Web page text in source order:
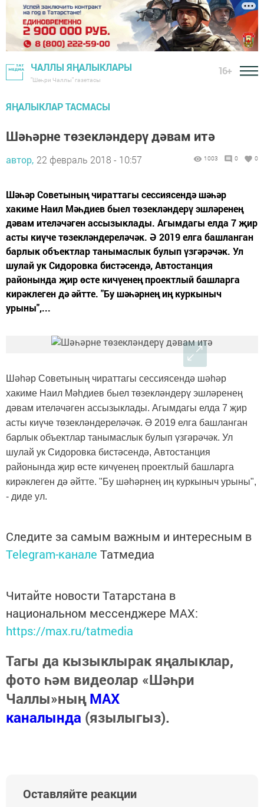
ЧАЛЛЫ ЯҢАЛЫКЛАРЫ
"Шәһри Чаллы" газетасы
16+
ЯҢАЛЫКЛАР ТАСМАСЫ
Шәһәрне төзекләндерү дәвам итә
автор, 22 февраль 2018 - 10:57 1003 0 0
Шәһәр Советының чираттагы сессиясендә шәһәр
хакиме Наил Мәһдиев быел төзекләндерү эшләренең
дәвам ителәчәген ассызыклады. Агымдагы елда 7 җир
асты киүче төзекләндереләчәк. Ә 2019 елга башланган
барлык объектлар танымаслык булып үзгәрәчәк. Ул
шулай ук Сидоровка бистәсендә, Автостанция
районында җир өсте кичүенең проектлый башларга
кирәклеген дә әйтте. "Бу шәһәрнең иң куркыныч
урыны",...
Шәһәр Советының чираттагы сессиясендә шәһәр
хакиме Наил Мәһдиев быел төзекләндерү эшләренең
дәвам ителәчәген ассызыклады. Агымдагы елда 7 җир
асты киүче төзекләндереләчәк. Ә 2019 елга башланган
барлык объектлар танымаслык булып үзгәрәчәк. Ул
шулай ук Сидоровка бистәсендә, Автостанция
районында җир өсте кичүенең проектлый башларга
кирәклеген дә әйтте. "Бу шәһәрнең иң куркыныч урыны",
- диде ул.
Следите за самым важным и интересным в
Telegram-канале Татмедиа
Читайте новости Татарстана в
национальном мессенджере MАХ:
https://max.ru/tatmedia
Тагы да кызыклырак яңалыклар,
фото һәм видеолар «Шәһри
Чаллы»ныңMAX
каналында (язылыгыз).
Оставляйте реакции